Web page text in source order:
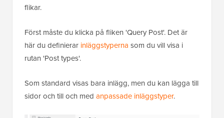
flikar.
Först måste du klicka på fliken 'Query Post'. Det är
här du definierar inläggstyperna som du vill visa i
rutan 'Post types'.
Som standard visas bara inlägg, men du kan lägga till
sidor och till och med anpassade inläggstyper.